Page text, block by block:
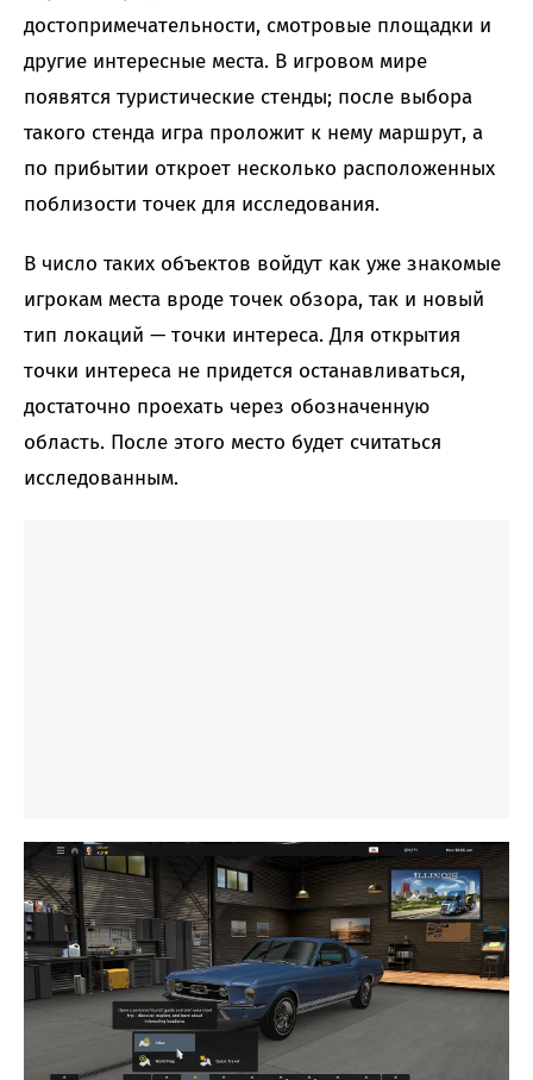
достопримечательности, смотровые площадки и
другие интересные места. В игровом мире
появятся туристические стенды; после выбора
такого стенда игра проложит к нему маршрут, а
по прибытии откроет несколько расположенных
поблизости точек для исследования.
В число таких объектов войдут как уже знакомые
игрокам места вроде точек обзора, так и новый
тип локаций — точки интереса. Для открытия
точки интереса не придется останавливаться,
достаточно проехать через обозначенную
область. После этого место будет считаться
исследованным.